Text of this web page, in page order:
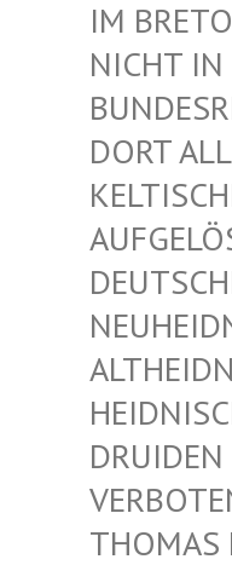
M
ICHT IN
ORT ALLE
EUTSCHE
RUIDEN
HOMAS